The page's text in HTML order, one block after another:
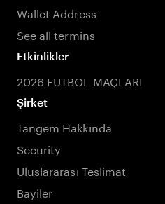
Wallet Address
See all termins
Etkinlikler
2026 FUTBOL MAÇLARI
Şirket
Tangem Hakkında
Security
Uluslararası Teslimat
Bayiler